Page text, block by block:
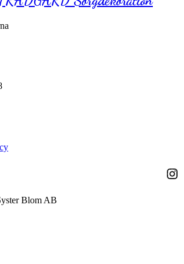
Blom AB